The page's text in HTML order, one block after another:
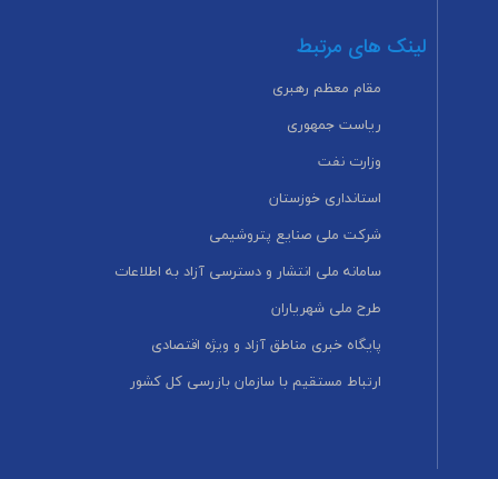
لینک های مرتبط
مقام معظم رهبری
ریاست جمهوری
وزارت نفت
استانداری خوزستان
شرکت ملی صنایع پتروشیمی
سامانه ملی انتشار و دسترسی آزاد به اطلاعات
طرح ملی شهریاران
پایگاه خبری مناطق آزاد و ویژه اقتصادی
ارتباط مستقیم با سازمان بازرسی کل کشور